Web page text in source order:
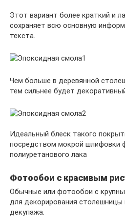
Этот вариант более краткий и
сохраняет всю основную
текста.
Чем больше в деревянной
тем сильнее будет
Идеальный блеск такого
посредством мокрой шлифовки
полиуретанового лака
Фотообои с красивым
Обычные или фотообои с
для декорирования столешницы
декупажа.